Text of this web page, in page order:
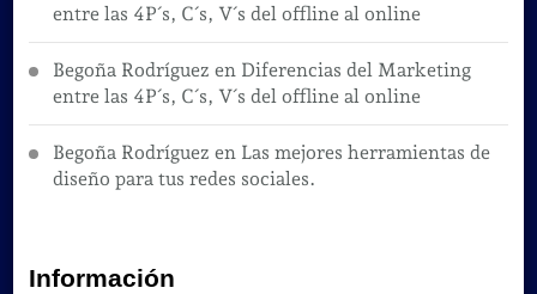
entre las 4P´s, C´s, V´s del offline al online
Begoña Rodríguez en Diferencias del Marketing
entre las 4P´s, C´s, V´s del offline al online
Begoña Rodríguez en Las mejores herramientas de
diseño para tus redes sociales.
Información